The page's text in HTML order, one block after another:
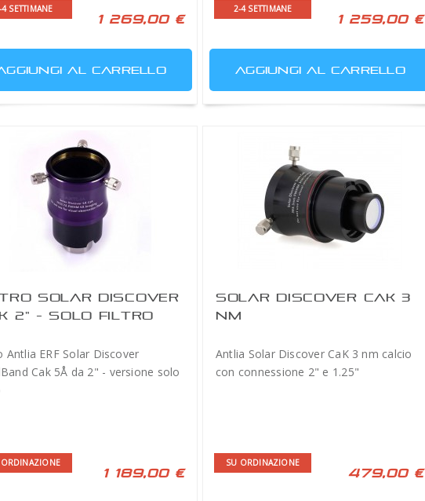
SETTIMANE
1 269,00 €
AL CARRELLO
2-4 SETTIMANE
1 259,00 €
AGGIUNGI AL CARRELLO
SOLAR DISCOVER
2" - SOLO FILTRO
Antlia ERF Solar Discover
Cak 5Å da 2" - versione solo
1 189,00 €
SOLAR DISCOVER CAK 3
NM
Antlia Solar Discover CaK 3 nm calcio
con connessione 2" e 1.25"
SU ORDINAZIONE
479,00 €